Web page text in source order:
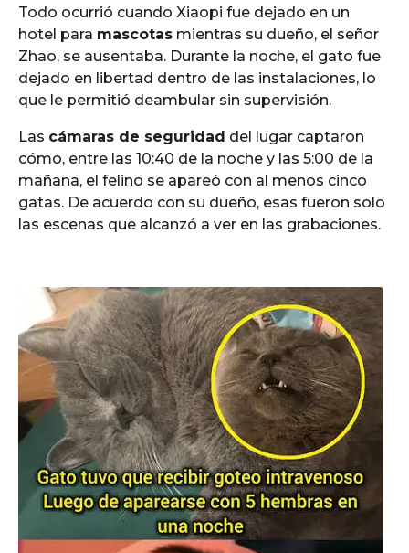
Todo ocurrió cuando Xiaopi fue dejado en un
hotel para mascotas mientras su dueño, el señor
Zhao, se ausentaba. Durante la noche, el gato fue
dejado en libertad dentro de las instalaciones, lo
que le permitió deambular sin supervisión.
Las cámaras de seguridad del lugar captaron
cómo, entre las 10:40 de la noche y las 5:00 de la
mañana, el felino se apareó con al menos cinco
gatas. De acuerdo con su dueño, esas fueron solo
las escenas que alcanzó a ver en las grabaciones.